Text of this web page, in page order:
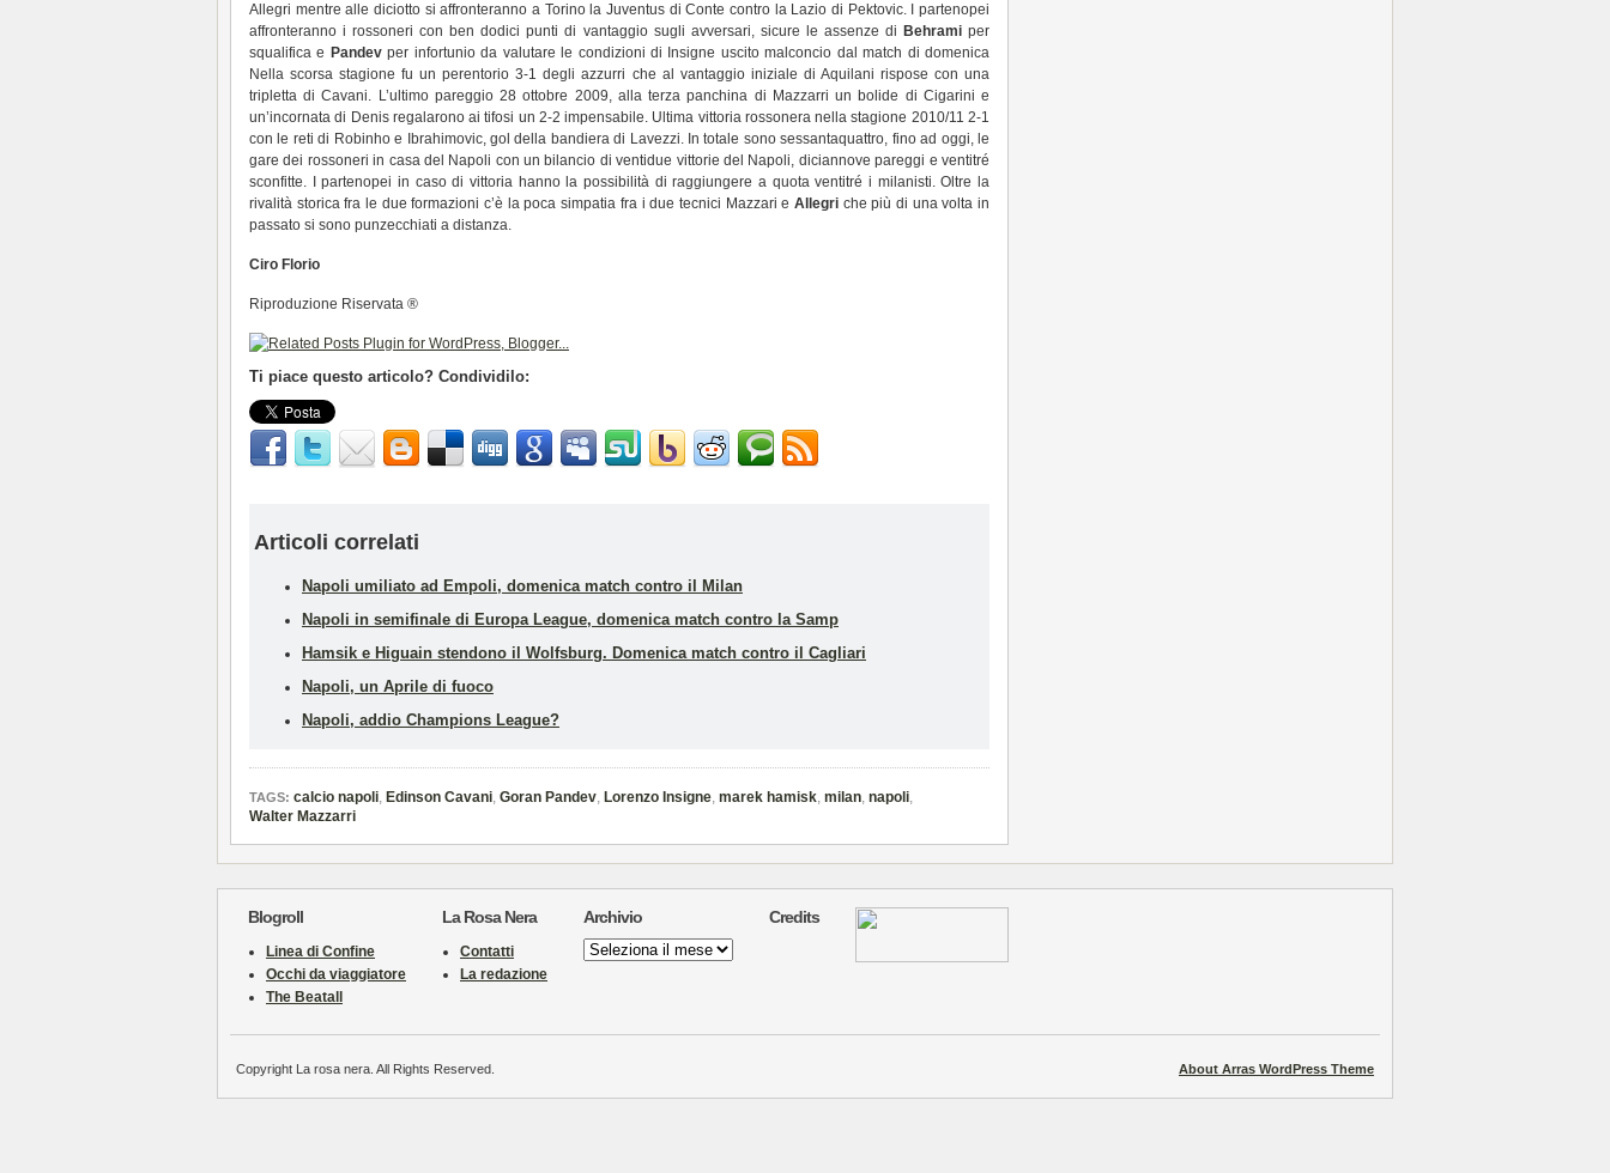
Allegri mentre alle diciotto si affronteranno a Torino la Juventus di Conte contro la Lazio di Pektovic. I partenopei
affronteranno i rossoneri con ben dodici punti di vantaggio sugli avversari, sicure le assenze di Behramiper
squalifica e Pandevper infortunio da valutare le condizioni di Insigne uscito malconcio dal match di domenica
Nella scorsa stagione fu un perentorio 3-1 degli azzurri che al vantaggio iniziale di Aquilani rispose con una
tripletta di Cavani. L’ultimo pareggio 28 ottobre 2009, alla terza panchina di Mazzarri un bolide di Cigarini e
un’incornata di Denis regalarono ai tifosi un 2-2 impensabile. Ultima vittoria rossonera nella stagione 2010/11 2-1
con le reti di Robinho e Ibrahimovic, gol della bandiera di Lavezzi. In totale sono sessantaquattro, fino ad oggi, le
gare dei rossoneri in casa del Napoli con un bilancio di ventidue vittorie del Napoli, diciannove pareggi e ventitré
sconfitte. I partenopei in caso di vittoria hanno la possibilità di raggiungere a quota ventitré i milanisti. Oltre la
rivalità storica fra le due formazioni c’è la poca simpatia fra i due tecnici Mazzari e Allegriche più di una volta in
passato si sono punzecchiati a distanza.
Ciro Florio
Riproduzione Riservata ®
Ti piace questo articolo? Condividilo:
Articoli correlati
Napoli umiliato ad Empoli, domenica match contro il Milan
Napoli in semifinale di Europa League, domenica match contro la Samp
Hamsik e Higuain stendono il Wolfsburg. Domenica match contro il Cagliari
Napoli, un Aprile di fuoco
Napoli, addio Champions League?
TAGS: calcio napoli, Edinson Cavani, Goran Pandev, Lorenzo Insigne, marek hamisk, milan, napoli,
Walter Mazzarri
Blogroll
Linea di Confine
Occhi da viaggiatore
The Beatall
La Rosa Nera
Contatti
La redazione
Archivio
Archivio
Credits
About Arras WordPress Theme
Copyright La rosa nera. All Rights Reserved.